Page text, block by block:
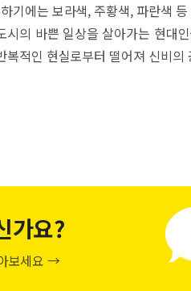
기에는 보라색, 주황색, 파란색
의 바쁜 일상을 살아가는 현대
적인 현실로부터 떨어져 신비의
가요?
보세요 →